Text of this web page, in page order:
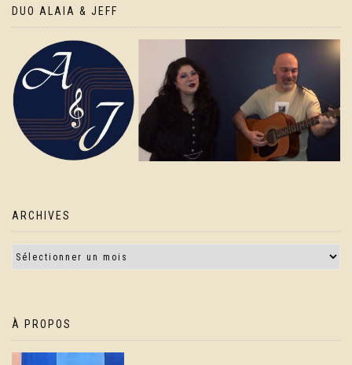
DUO ALAIA & JEFF
ARCHIVES
À PROPOS